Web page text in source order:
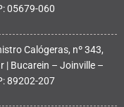
05679-060
Calógeras, nº 343,
| Bucarein – Joinville –
89202-207